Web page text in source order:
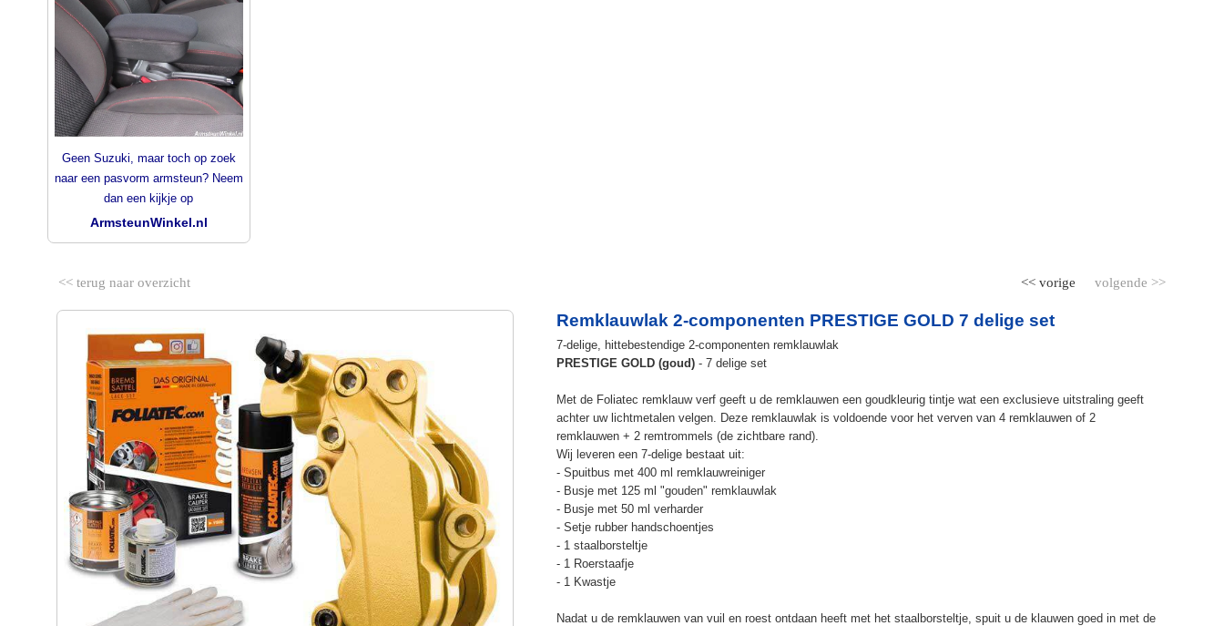
Geen Suzuki, maar toch op zoek
naar een pasvorm armsteun? Neem
dan een kijkje op
ArmsteunWinkel.nl
<< terug naar overzicht volgende >>
<< vorige
Remklauwlak 2-componenten PRESTIGE GOLD 7 delige set
7-delige, hittebestendige 2-componenten remklauwlak
PRESTIGE GOLD (goud)- 7 delige set
Met de Foliatec remklauw verf geeft u de remklauwen een goudkleurig tintje wat een exclusieve uitstraling geeft
achter uw lichtmetalen velgen. Deze remklauwlak is voldoende voor het verven van 4 remklauwen of 2
remklauwen + 2 remtrommels (de zichtbare rand).
Wij leveren een 7-delige bestaat uit:
- Spuitbus met 400 ml remklauwreiniger
- Busje met 125 ml "gouden" remklauwlak
- Busje met 50 ml verharder
- Setje rubber handschoentjes
- 1 staalborsteltje
- 1 Roerstaafje
- 1 Kwastje
Nadat u de remklauwen van vuil en roest ontdaan heeft met het staalborsteltje, spuit u de klauwen goed in met de